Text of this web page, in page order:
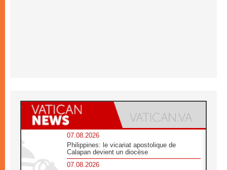
07.08.2026
Philippines: le vicariat apostolique de
Calapan devient un diocèse
07.08.2026